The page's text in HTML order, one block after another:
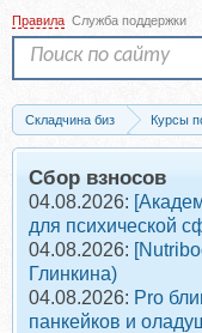
Правила Служба поддержки
Складчина биз Курсы
Скачать Серия вебинаров
Сбор взносов
04.08.2026:
для психической
04.08.2026:
Глинкина)
04.08.2026: Pro
панкейков и